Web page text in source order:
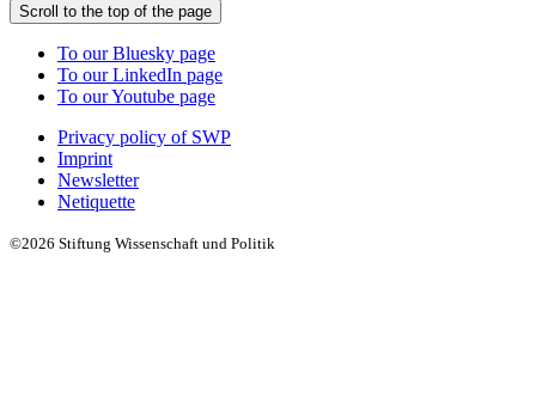
Scroll to the top of the page
To our Bluesky page
To our LinkedIn page
To our Youtube page
Privacy policy of SWP
Imprint
Newsletter
Netiquette
©2026 Stiftung Wissenschaft und Politik